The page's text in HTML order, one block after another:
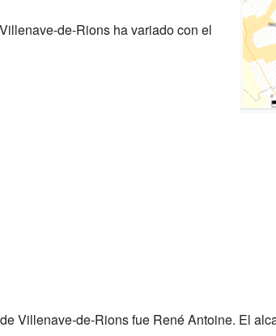
de-Rions ha variado con el
Villenave-de-Rions fue René Antoine. El